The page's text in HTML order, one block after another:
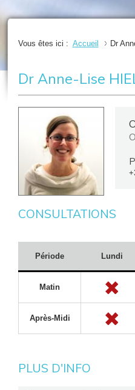
Vous êtes ici : Accueil Dr
Dr Anne-Lise
CONSULTATIONS
Période Lundi
Matin
Après-Midi
PLUS D'INFO